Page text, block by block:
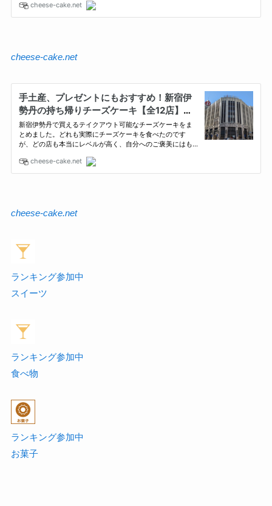
cheese-cake.net
cheese-cake.net
ランキング参加中
スイーツ
ランキング参加中
食べ物
ランキング参加中
お菓子